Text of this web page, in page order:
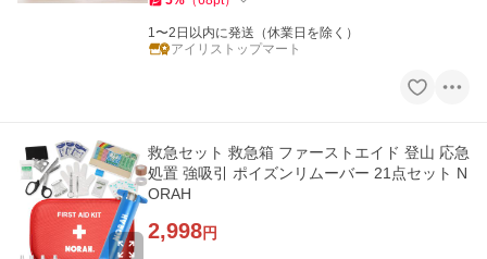
1〜2日以内に発送（休業日を除く）
アイリストップマート
救急セット 救急箱 ファーストエイド 登山 応急
処置 強吸引 ポイズンリムーバー 21点セット N
ORAH
2,998円